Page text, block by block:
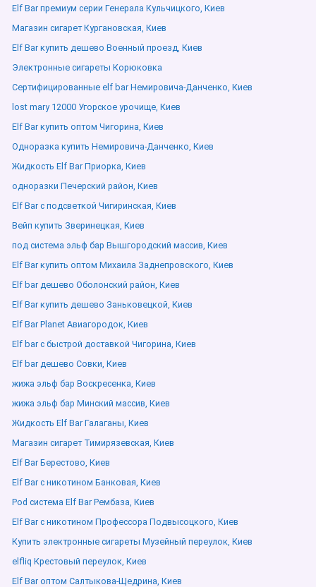
Elf Bar премиум серии Генерала Кульчицкого, Киев
Магазин сигарет Кургановская, Киев
Elf Bar купить дешево Военный проезд, Киев
Электронные сигареты Корюковка
Сертифицированные elf bar Немировича-Данченко, Киев
lost mary 12000 Угорское урочище, Киев
Elf Bar купить оптом Чигорина, Киев
Одноразка купить Немировича-Данченко, Киев
Жидкость Elf Bar Приорка, Киев
одноразки Печерский район, Киев
Elf Bar с подсветкой Чигиринская, Киев
Вейп купить Зверинецкая, Киев
под система эльф бар Вышгородский массив, Киев
Elf Bar купить оптом Михаила Заднепровского, Киев
Elf bar дешево Оболонский район, Киев
Elf Bar купить дешево Заньковецкой, Киев
Elf Bar Planet Авиагородок, Киев
Elf bar с быстрой доставкой Чигорина, Киев
Elf bar дешево Совки, Киев
жижа эльф бар Воскресенка, Киев
жижа эльф бар Минский массив, Киев
Жидкость Elf Bar Галаганы, Киев
Магазин сигарет Тимирязевская, Киев
Elf Bar Берестово, Киев
Elf Bar с никотином Банковая, Киев
Pod система Elf Bar Рембаза, Киев
Elf Bar с никотином Профессора Подвысоцкого, Киев
Купить электронные сигареты Музейный переулок, Киев
elfliq Крестовый переулок, Киев
Elf Bar оптом Салтыкова-Щедрина, Киев